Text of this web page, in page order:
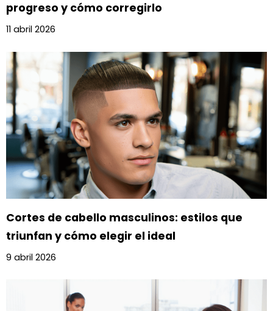
progreso y cómo corregirlo
11 abril 2026
Cortes de cabello masculinos: estilos que
triunfan y cómo elegir el ideal
9 abril 2026